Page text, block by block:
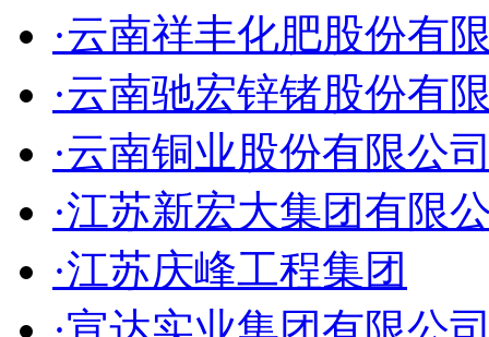
·云南祥丰化肥股份有
·云南驰宏锌锗股份有
·云南铜业股份有限公
·江苏新宏大集团有限
·江苏庆峰工程集团